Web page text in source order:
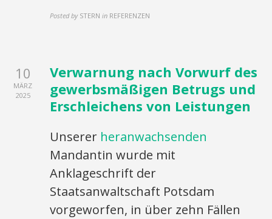
Posted by STERN in REFERENZEN
10
MÄRZ
2025
Verwarnung nach Vorwurf des
gewerbsmäßigen Betrugs und
Erschleichens von Leistungen
Unserer heranwachsenden
Mandantin wurde mit
Anklageschrift der
Staatsanwaltschaft Potsdam
vorgeworfen, in über zehn Fällen